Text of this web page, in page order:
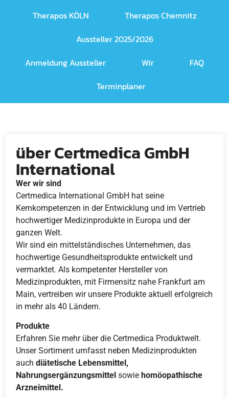
Therapos KÖLN
Therapos Chemnitz
Aussteller 2025/2026
Anmeldung Aussteller
Wir
FAQ
Terminplaner
über Certmedica GmbH
International
Wer wir sind
Certmedica International GmbH hat seine
Kernkompetenzen in der Entwicklung und im Vertrieb
hochwertiger Medizinprodukte in Europa und der
ganzen Welt.
Wir sind ein mittelständisches Unternehmen, das
hochwertige Gesundheitsprodukte entwickelt und
vermarktet. Als kompetenter Hersteller von
Medizinprodukten, mit Firmensitz nahe Frankfurt am
Main, vertreiben wir unsere Produkte aktuell erfolgreich
in mehr als 40 Ländern.
Produkte
Erfahren Sie mehr über die Certmedica Produktwelt.
Unser Sortiment umfasst neben Medizinprodukten
auch diätetische Lebensmittel,
Nahrungsergänzungsmittel sowie homöopathische
Arzneimittel.